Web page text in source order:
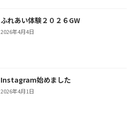
ふれあい体験２０２６GW
2026年4月4日
Instagram始めました
2026年4月1日